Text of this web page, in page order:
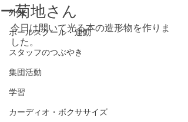
外出
ボールスクール・運動
スタッフのつぶやき
集団活動
学習
カーディオ・ボクササイズ
ー菊地さん
今日は開いて光る本の造形物を作りま
した。